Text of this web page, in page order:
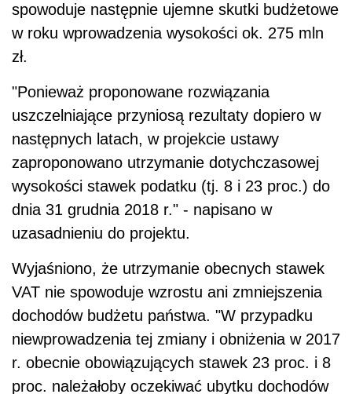
spowoduje następnie ujemne skutki budżetowe
w roku wprowadzenia wysokości ok. 275 mln
zł.
"Ponieważ proponowane rozwiązania
uszczelniające przyniosą rezultaty dopiero w
następnych latach, w projekcie ustawy
zaproponowano utrzymanie dotychczasowej
wysokości stawek podatku (tj. 8 i 23 proc.) do
dnia 31 grudnia 2018 r." - napisano w
uzasadnieniu do projektu.
Wyjaśniono, że utrzymanie obecnych stawek
VAT nie spowoduje wzrostu ani zmniejszenia
dochodów budżetu państwa. "W przypadku
niewprowadzenia tej zmiany i obniżenia w 2017
r. obecnie obowiązujących stawek 23 proc. i 8
proc. należałoby oczekiwać ubytku dochodów